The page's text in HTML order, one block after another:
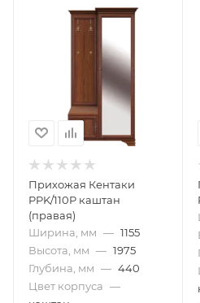
Прихожая Кентаки
PPK/110P каштан
(правая)
Ширина, мм — 1155
Высота, мм — 1975
Глубина, мм — 440
Цвет корпуса —